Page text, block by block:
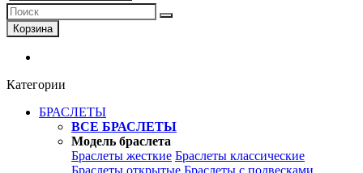
Корзина
Категории
БРАСЛЕТЫ
ВСЕ БРАСЛЕТЫ
Модель браслета
Браслеты жесткие Браслеты классические
Браслеты открытые Браслеты с подвесками